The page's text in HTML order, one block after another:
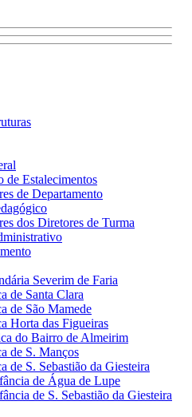
de Estalecimentos
de Departamento
dos Diretores de Turma
Severim de Faria
de Santa Clara
de São Mamede
Horta das Figueiras
do Bairro de Almeirim
de S. Manços
de S. Sebastião da Giesteira
de Água de Lupe
de S. Sebastião da Giesteira